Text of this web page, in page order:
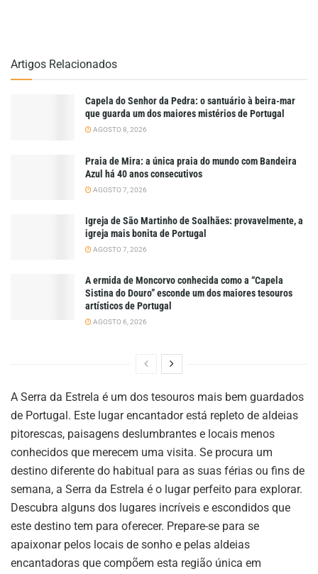
Artigos Relacionados
Capela do Senhor da Pedra: o santuário à beira-mar
que guarda um dos maiores mistérios de Portugal
AGOSTO 8, 2026
Praia de Mira: a única praia do mundo com Bandeira
Azul há 40 anos consecutivos
AGOSTO 7, 2026
Igreja de São Martinho de Soalhães: provavelmente, a
igreja mais bonita de Portugal
AGOSTO 7, 2026
A ermida de Moncorvo conhecida como a “Capela
Sistina do Douro” esconde um dos maiores tesouros
artísticos de Portugal
AGOSTO 6, 2026
A Serra da Estrela é um dos tesouros mais bem guardados
de Portugal. Este lugar encantador está repleto de aldeias
pitorescas, paisagens deslumbrantes e locais menos
conhecidos que merecem uma visita. Se procura um
destino diferente do habitual para as suas férias ou fins de
semana, a Serra da Estrela é o lugar perfeito para explorar.
Descubra alguns dos lugares incríveis e escondidos que
este destino tem para oferecer. Prepare-se para se
apaixonar pelos locais de sonho e pelas aldeias
encantadoras que compõem esta região única em